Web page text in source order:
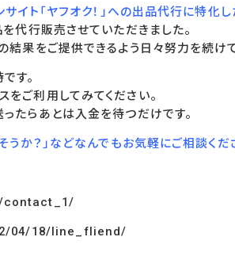
イト「ヤフオク！」への出品代行に特化
代行販売させていただきました。
果をご提供できるよう日々努力を続けて
す。
ご利用してみてください。
たらあとは入金を待つだけです。
うか？」などなんでもお気軽にご相談くだ
04/18/line_fliend/